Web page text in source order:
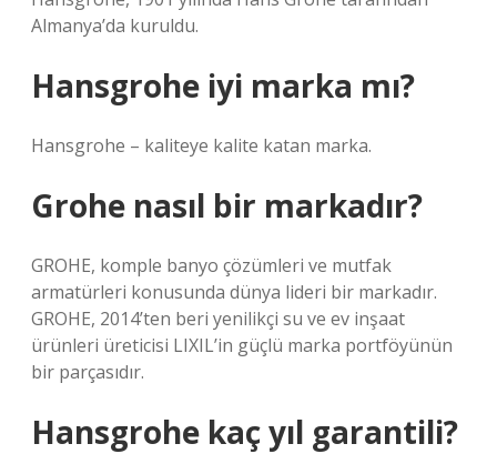
Almanya’da kuruldu.
Hansgrohe iyi marka mı?
Hansgrohe – kaliteye kalite katan marka.
Grohe nasıl bir markadır?
GROHE, komple banyo çözümleri ve mutfak
armatürleri konusunda dünya lideri bir markadır.
GROHE, 2014’ten beri yenilikçi su ve ev inşaat
ürünleri üreticisi LIXIL’in güçlü marka portföyünün
bir parçasıdır.
Hansgrohe kaç yıl garantili?